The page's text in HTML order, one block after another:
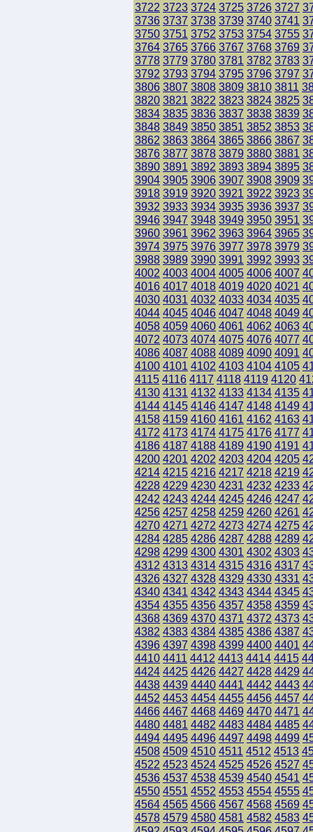
3722 3723 3724 3725 3726 3727
3736 3737 3738 3739 3740 3741
3750 3751 3752 3753 3754 3755
3764 3765 3766 3767 3768 3769
3778 3779 3780 3781 3782 3783
3792 3793 3794 3795 3796 3797
3806 3807 3808 3809 3810 3811
3820 3821 3822 3823 3824 3825
3834 3835 3836 3837 3838 3839
3848 3849 3850 3851 3852 3853
3862 3863 3864 3865 3866 3867
3876 3877 3878 3879 3880 3881
3890 3891 3892 3893 3894 3895
3904 3905 3906 3907 3908 3909
3918 3919 3920 3921 3922 3923
3932 3933 3934 3935 3936 3937
3946 3947 3948 3949 3950 3951
3960 3961 3962 3963 3964 3965
3974 3975 3976 3977 3978 3979
3988 3989 3990 3991 3992 3993
4002 4003 4004 4005 4006 4007
4016 4017 4018 4019 4020 4021
4030 4031 4032 4033 4034 4035
4044 4045 4046 4047 4048 4049
4058 4059 4060 4061 4062 4063
4072 4073 4074 4075 4076 4077
4086 4087 4088 4089 4090 4091
4100 4101 4102 4103 4104 4105
4115 4116 4117 4118 4119 4120
4130 4131 4132 4133 4134 4135
4144 4145 4146 4147 4148 4149
4158 4159 4160 4161 4162 4163
4172 4173 4174 4175 4176 4177
4186 4187 4188 4189 4190 4191
4200 4201 4202 4203 4204 4205
4214 4215 4216 4217 4218 4219
4228 4229 4230 4231 4232 4233
4242 4243 4244 4245 4246 4247
4256 4257 4258 4259 4260 4261
4270 4271 4272 4273 4274 4275
4284 4285 4286 4287 4288 4289
4298 4299 4300 4301 4302 4303
4312 4313 4314 4315 4316 4317
4326 4327 4328 4329 4330 4331
4340 4341 4342 4343 4344 4345
4354 4355 4356 4357 4358 4359
4368 4369 4370 4371 4372 4373
4382 4383 4384 4385 4386 4387
4396 4397 4398 4399 4400 4401
4410 4411 4412 4413 4414 4415
4424 4425 4426 4427 4428 4429
4438 4439 4440 4441 4442 4443
4452 4453 4454 4455 4456 4457
4466 4467 4468 4469 4470 4471
4480 4481 4482 4483 4484 4485
4494 4495 4496 4497 4498 4499
4508 4509 4510 4511 4512 4513
4522 4523 4524 4525 4526 4527
4536 4537 4538 4539 4540 4541
4550 4551 4552 4553 4554 4555
4564 4565 4566 4567 4568 4569
4578 4579 4580 4581 4582 4583